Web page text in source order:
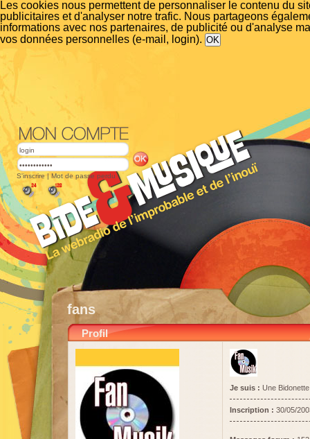
Les cookies nous permettent de personnaliser le contenu du
publicitaires et d'analyser notre trafic. Nous partageons
informations avec nos partenaires, de publicité ou d'analyse
vos données personnelles (e-mail, login).
S'inscrire | Mot de passe perdu
fans
Profil
Je suis : Une Bidonette
Inscription : 30/05/